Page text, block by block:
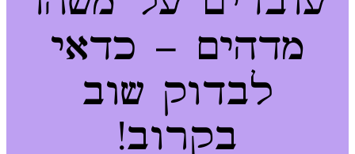
מדהים – כדאי
לבדוק שוב
בקרוב!